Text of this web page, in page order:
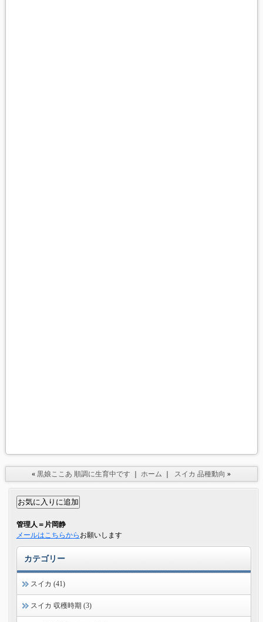
«黒娘ここあ 順調に生育中です ｜ホーム スイカ 品種動向 »
管理人＝片岡静
メールはこちらから お願いします
カテゴリー
スイカ (41)
スイカ 収穫時期 (3)